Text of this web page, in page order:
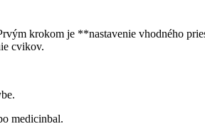
krokom je **nastavenie vhodného
cvikov.
medicinbal.